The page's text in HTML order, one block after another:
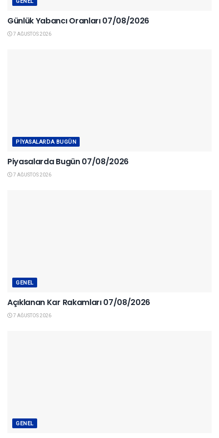
Günlük Yabancı Oranları 07/08/2026
7 AĞUSTOS 2026
PIYASALARDA BUGÜN
Piyasalarda Bugün 07/08/2026
7 AĞUSTOS 2026
GENEL
Açıklanan Kar Rakamları 07/08/2026
7 AĞUSTOS 2026
GENEL